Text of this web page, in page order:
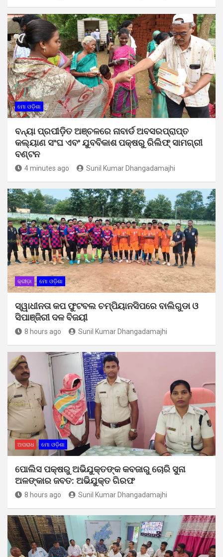
ମୋ ଓଡ଼ିଶା
ବନ୍ୟା ପ୍ରପୀଡ଼ିତ ଅଞ୍ଚଳରେ ନାବାର୍ଡ ଅବସରପ୍ରାପ୍ତ
କଲ୍ୟାଣ ସଂଘ ଏବଂ ଯୁବବିକାଶ ପକ୍ଷରୁ ରିଲିଫ୍ ସାମଗ୍ରୀ
ବଣ୍ଟନ
4 minutes ago Sunil Kumar Dhangadamajhi
କ୍ରୀଡ଼ା ମୋ ଓଡ଼ିଶା
ସ୍ୱାଧୀନତା କପ ଫୁଟବଲ ଚମ୍ପିୟାନସିପରେ ବାଲିଗୁଡା ଓ
ସିପାଞ୍ଜିରୀ ଦଳ ବିଜୟୀ
8 hours ago Sunil Kumar Dhangadamajhi
ଅପରାଧ ମୋ ଓଡ଼ିଶା
ପୋଲିସ ପକ୍ଷରୁ ଅଭିଯୁକ୍ତଙ୍କ କବଜାରୁ ଚୋରି ସୁନା
ଅଳଙ୍କାର ଜବତ: ଅଭିଯୁକ୍ତ ଗିରଫ
8 hours ago Sunil Kumar Dhangadamajhi